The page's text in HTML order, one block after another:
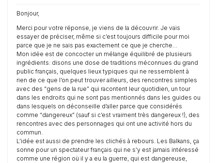
Bonjour,
Merci pour votre réponse, je viens de la découvrir. Je vais
essayer de préciser, même si c’est toujours difficile pour moi
parce que je ne sais pas exactement ce que je cherche…
Mon idée est de concocter un mélange équilibré de plusieurs
ingrédients: disons une dose de traditions méconnues du grand
public français, quelques lieux typiques qui ne ressemblent à
rien de ce que l’on peut trouver ailleurs, des rencontres simples
avec des “gens de la rue” qui racontent leur quotidien, un tour
dans les endroits qui ne sont pas mentionnés dans les guides ou
dans lesquels on déconseille d’aller parce que considérés
comme “dangereux” (sauf si c’est vraiment très dangereux !), des
rencontres avec des personnages qui ont une activité hors du
commun.
L’idée est aussi de prendre les clichés à rebours. Les Balkans, ça
sonne pour un spectateur français qui ne s’y est jamais intéressé
comme une région où il y a eu la guerre, qui est dangereuse,